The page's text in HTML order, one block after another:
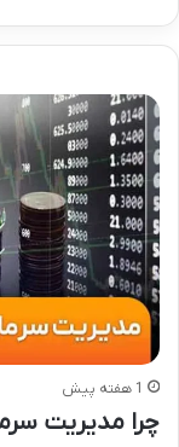
1 هفته پیش
چرا مدیریت